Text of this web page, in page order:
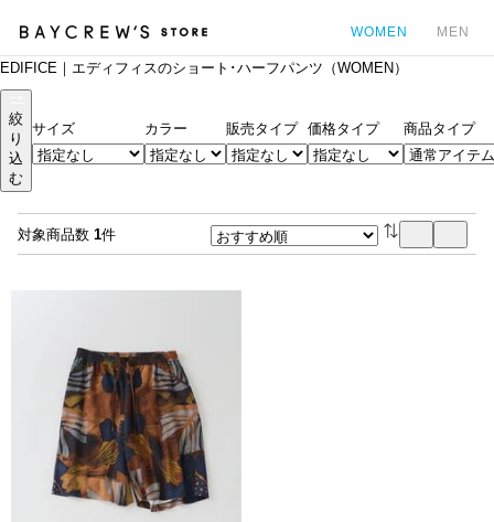
WOMEN MEN
EDIFICE｜エディフィスのショート･ハーフパンツ（WOMEN）
絞
り
込
む
サイズ カラー 販売タイプ 価格タイプ 商品タイプ
対象商品数 1件